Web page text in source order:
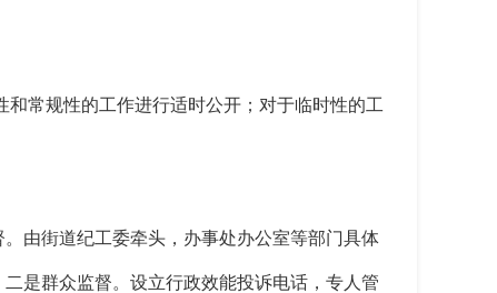
常规性的工作进行适时公开；对于临时性的工
由街道纪工委牵头，办事处办公室等部门具体
是群众监督。设立行政效能投诉电话，专人管